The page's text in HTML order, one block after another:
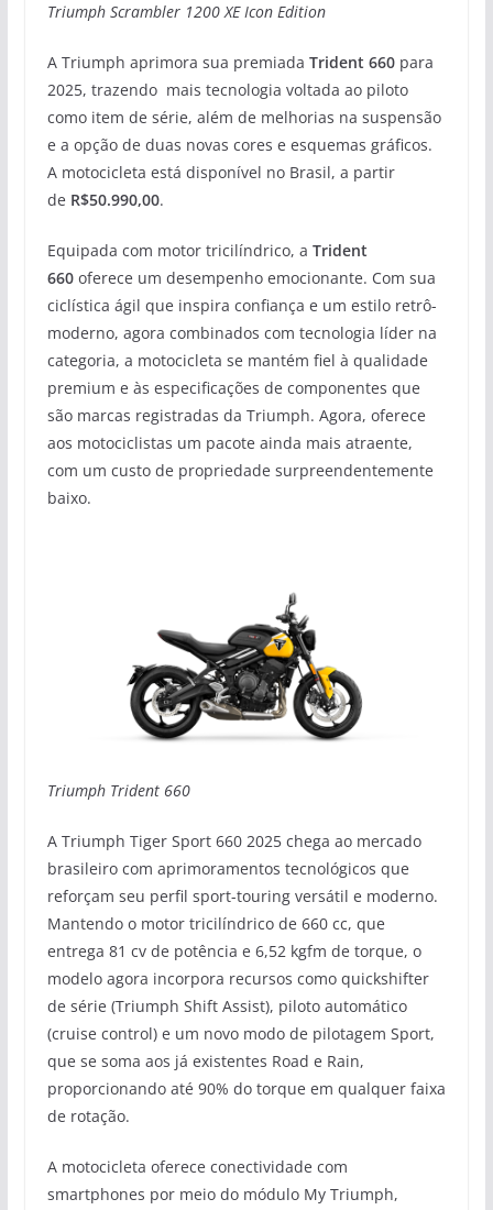
Triumph Scrambler 1200 XE Icon Edition
A Triumph aprimora sua premiada Trident 660para
2025, trazendo mais tecnologia voltada ao piloto
como item de série, além de melhorias na suspensão
e a opção de duas novas cores e esquemas gráficos.
A motocicleta está disponível no Brasil, a partir
de R$50.990,00.
Equipada com motor tricilíndrico, a Trident
660oferece um desempenho emocionante. Com sua
ciclística ágil que inspira confiança e um estilo retrô-
moderno, agora combinados com tecnologia líder na
categoria, a motocicleta se mantém fiel à qualidade
premium e às especificações de componentes que
são marcas registradas da Triumph. Agora, oferece
aos motociclistas um pacote ainda mais atraente,
com um custo de propriedade surpreendentemente
baixo.
Triumph Trident 660
A Triumph Tiger Sport 660 2025 chega ao mercado
brasileiro com aprimoramentos tecnológicos que
reforçam seu perfil sport-touring versátil e moderno.
Mantendo o motor tricilíndrico de 660 cc, que
entrega 81 cv de potência e 6,52 kgfm de torque, o
modelo agora incorpora recursos como quickshifter
de série (Triumph Shift Assist), piloto automático
(cruise control) e um novo modo de pilotagem Sport,
que se soma aos já existentes Road e Rain,
proporcionando até 90% do torque em qualquer faixa
de rotação.
A motocicleta oferece conectividade com
smartphones por meio do módulo My Triumph,